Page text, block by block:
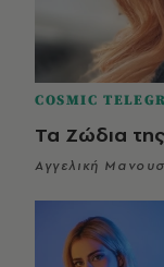
COSMIC
Τα Ζώδια
Αγγελική